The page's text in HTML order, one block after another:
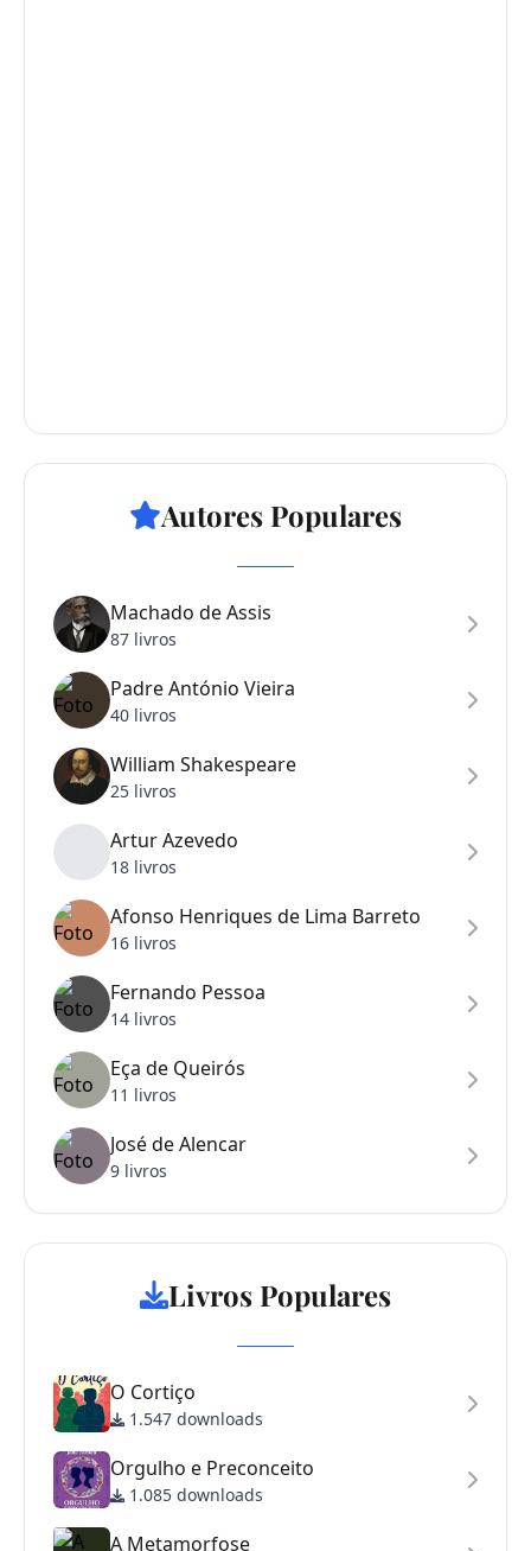
Autores Populares
Machado de Assis
87 livros
Padre António Vieira
40 livros
William Shakespeare
25 livros
Artur Azevedo
18 livros
Afonso Henriques de Lima Barreto
16 livros
Fernando Pessoa
14 livros
Eça de Queirós
11 livros
José de Alencar
9 livros
Livros Populares
O Cortiço
1.547 downloads
Orgulho e Preconceito
1.085 downloads
A Metamorfose